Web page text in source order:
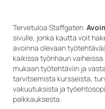
Tervetuloa Staffgaten
sivulle, jonka kautta voit
avoinna olevaan
kaikissa työnhaun
mukaan työtehtäviin ja
tarvitsemista kursseista,
vakuutuksista ja
palkkauksesta.